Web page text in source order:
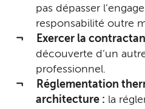
pas dépasser
responsabilité outre
Exercer la
découverte d’un
professionnel.
Réglementation
architecture : la